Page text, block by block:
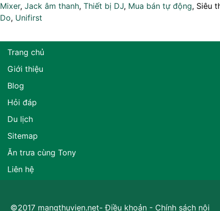
Mixer, Jack âm thanh, Thiết bị DJ, Mua bán tự động, Siêu
Do, Unifirst
Trang chủ
Giới thiệu
Blog
Hỏi đáp
Du lịch
Sitemap
Ăn trưa cùng Tony
Liên hệ
©2017 mangthuvien.net-Điều khoản - Chính sách nội